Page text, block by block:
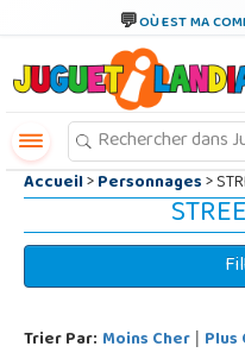
OÙ EST MA
Accueil>Personnages>
Trier Par: Moins Cher | Plus